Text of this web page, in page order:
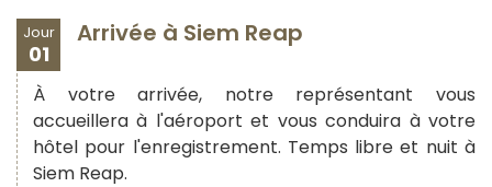
Jour
01
Arrivée à Siem Reap
À votre arrivée, notre représentant vous
accueillera à l'aéroport et vous conduira à votre
hôtel pour l'enregistrement. Temps libre et nuit à
Siem Reap.